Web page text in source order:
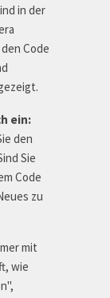
in der
Code
ein:
den
Sie
Code
zu
mit
wie